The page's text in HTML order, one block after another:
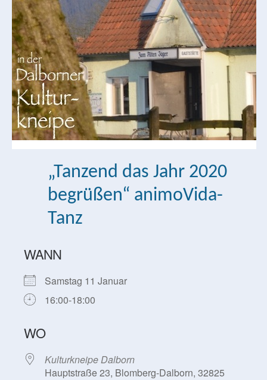
„Tanzend das Jahr 2020
begrüßen“ animoVida-
Tanz
WANN
Samstag 11 Januar
16:00-18:00
WO
Kulturkneipe Dalborn
Hauptstraße 23, Blomberg-Dalborn, 32825